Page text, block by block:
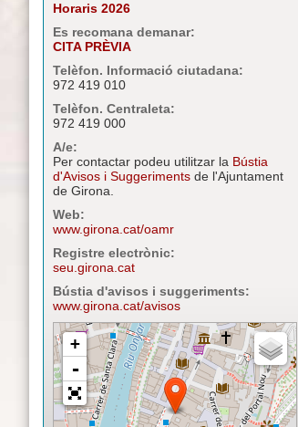
Horaris 2026
Es recomana demanar:
CITA PRÈVIA
Telèfon. Informació ciutadana:
972 419 010
Telèfon. Centraleta:
972 419 000
A/e:
Per contactar podeu utilitzar la Bústia
d'Avisos i Suggeriments de l'Ajuntament
de Girona.
Web:
www.girona.cat/oamr
Registre electrònic:
seu.girona.cat
Bústia d'avisos i suggeriments:
www.girona.cat/avisos